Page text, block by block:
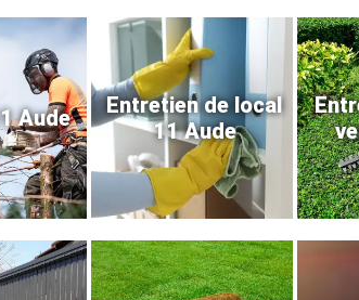
Aude
Entretien de local
11 Aude